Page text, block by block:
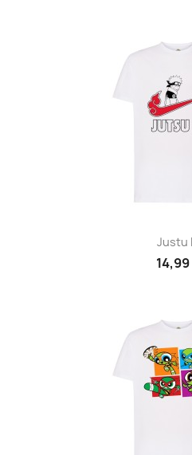
Justu